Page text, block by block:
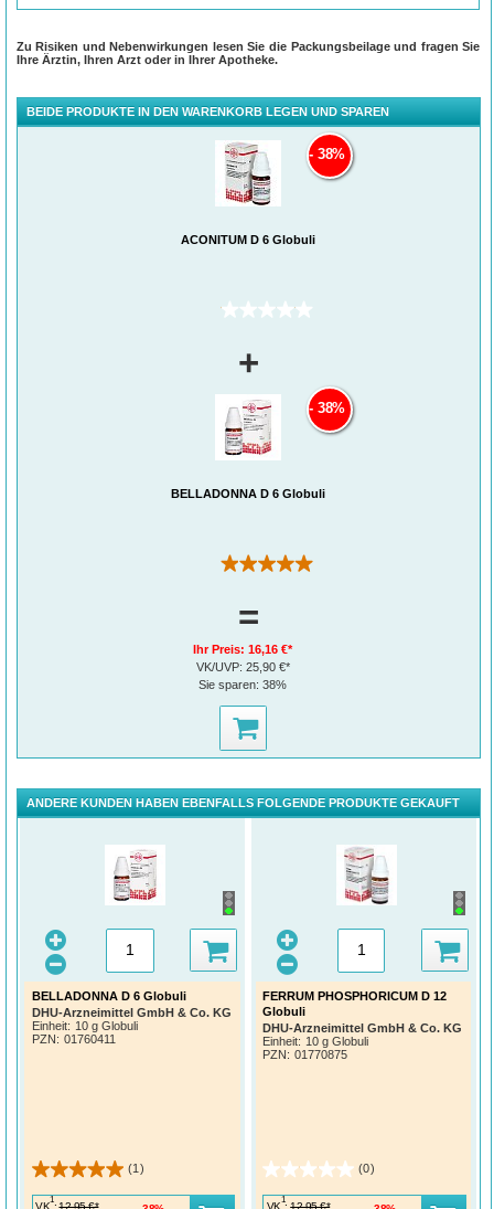
Zu Risiken und Nebenwirkungen lesen Sie die Packungsbeilage und fragen Sie
Ihre Ärztin, Ihren Arzt oder in Ihrer Apotheke.
BEIDE PRODUKTE IN DEN WARENKORB LEGEN UND SPAREN
ACONITUM D 6 Globuli
(0)
38%
+
BELLADONNA D 6 Globuli
(1)
38%
=
Ihr Preis:16,16 €*
VK/UVP: 25,90 €*
Sie sparen:38%
ANDERE KUNDEN HABEN EBENFALLS FOLGENDE PRODUKTE GEKAUFT
BELLADONNA D 6 Globuli
DHU-Arzneimittel GmbH & Co. KG
Einheit: 10 g Globuli
PZN: 01760411
(1)
VK
1
: 12,95 €*
FERRUM PHOSPHORICUM D 12
Globuli
DHU-Arzneimittel GmbH & Co. KG
Einheit: 10 g Globuli
PZN: 01770875
(0)
VK
1
: 12,95 €*